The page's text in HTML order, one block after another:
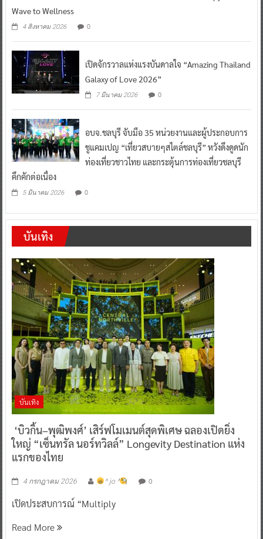
Wave to Wellness
4 สิงหาคม 2026 0
เปิดจักรวาลแห่งแรงบันดาลใจ “Amazing Thailand
Galaxy of Love 2026”
7 มีนาคม 2026 0
อบจ.ชลบุรี จับมือ 35 หน่วยงานและผู้ประกอบการ
ชูแคมเปญ “เที่ยวสบายๆสไตล์ชลบุรี” หวังดึงดูดนัก
ท่องเที่ยวชาวไทย และกระตุ้นการท่องเที่ยวชลบุรี
คึกคักต่อเนื่อง
5 มีนาคม 2026 0
บันเทิง
บันเทิง
‘บิวกิ้น–พุฒิพงศ์’ เสิร์ฟโมเมนต์สุดพิเศษ ฉลองเปิดยิ่ง
ใหญ่ “เซ็นทรัล นอร์ทวิลล์” Longevity Destination แห่ง
แรกของไทย
4 กรกฎาคม 2026 ^ jo ^ 0
เปิดประสบการณ์ “Multiply
Read More